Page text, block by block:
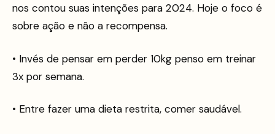
nos contou suas intenções para 2024. Hoje o foco é
sobre ação e não a recompensa.
• Invés de pensar em perder 10kg penso em treinar
3x por semana.
• Entre fazer uma dieta restrita, comer saudável.